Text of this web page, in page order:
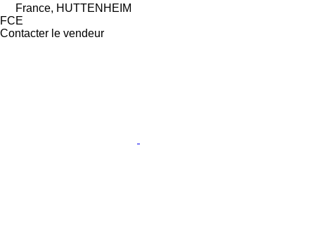
France, HUTTENHEIM
FCE
Contacter le vendeur